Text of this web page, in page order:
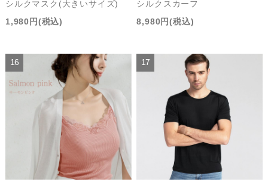
シルクマスク(大きいサイズ)
1,980円(税込)
シルクスカーフ
8,980円(税込)